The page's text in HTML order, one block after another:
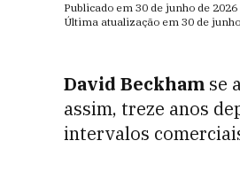
Publicado em 30 de junho de 2026
Última atualização em 30 de
David Beckham se
assim, treze anos
intervalos